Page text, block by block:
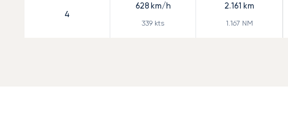
4
628km/h
339 kts
2.161 km
1.167 NM